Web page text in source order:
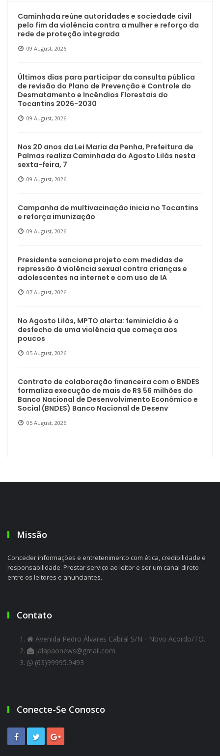
Caminhada reúne autoridades e sociedade civil
pelo fim da violência contra a mulher e reforço da
rede de proteção integrada
09 August, 2026
Últimos dias para participar da consulta pública
de revisão do Plano de Prevenção e Controle do
Desmatamento e Incêndios Florestais do
Tocantins 2026-2030
09 August, 2026
Nos 20 anos da Lei Maria da Penha, Prefeitura de
Palmas realiza Caminhada do Agosto Lilás nesta
sexta-feira, 7
09 August, 2026
Campanha de multivacinação inicia no Tocantins
e reforça imunização
09 August, 2026
Presidente sanciona projeto com medidas de
repressão à violência sexual contra crianças e
adolescentes na internet e com uso de IA
07 August, 2026
No Agosto Lilás, MPTO alerta: feminicídio é o
desfecho de uma violência que começa aos
poucos
05 August, 2026
Contrato de colaboração financeira com o BNDES
formaliza execução de mais de R$ 56 milhões do
Banco Nacional de Desenvolvimento Econômico e
Social (BNDES) Banco Nacional de Desenv
05 August, 2026
Missão
Conceder informações e entretenimento com ética, credibilidade e
responsabilidade. Prestar serviço ao leitor e ser um canal direto
entre os leitores e anunciantes.
Contato
Avenida Pedro Álvares Cabral S/N - Novo Acordo/TO.
jalapaonews@gmail.com
(63)99995.9493
Conecte-Se Conosco